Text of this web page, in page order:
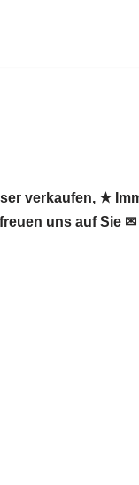
verkaufen, ★
uns auf Sie